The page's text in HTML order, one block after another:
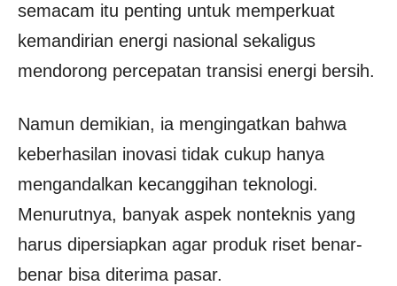
semacam itu penting untuk memperkuat
kemandirian energi nasional sekaligus
mendorong percepatan transisi energi bersih.
Namun demikian, ia mengingatkan bahwa
keberhasilan inovasi tidak cukup hanya
mengandalkan kecanggihan teknologi.
Menurutnya, banyak aspek nonteknis yang
harus dipersiapkan agar produk riset benar-
benar bisa diterima pasar.